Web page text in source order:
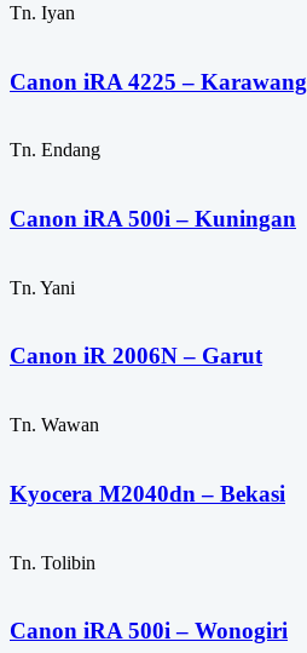
Tn. Iyan
Canon iRA 4225 – Karawang
Tn. Endang
Canon iRA 500i – Kuningan
Tn. Yani
Canon iR 2006N – Garut
Tn. Wawan
Kyocera M2040dn – Bekasi
Tn. Tolibin
Canon iRA 500i – Wonogiri